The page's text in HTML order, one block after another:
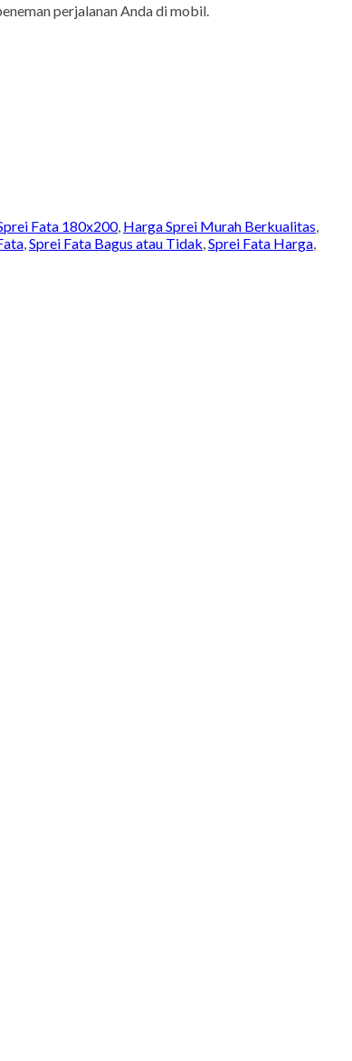
perjalanan Anda di mobil.
Fata 180x200, Harga Sprei Murah Berkualitas
Sprei Fata Bagus atau Tidak Sprei Fata Harga